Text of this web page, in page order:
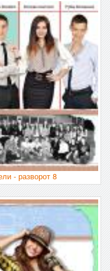
- разворот 8